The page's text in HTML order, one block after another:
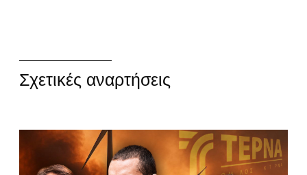
Σχετικές αναρτήσεις